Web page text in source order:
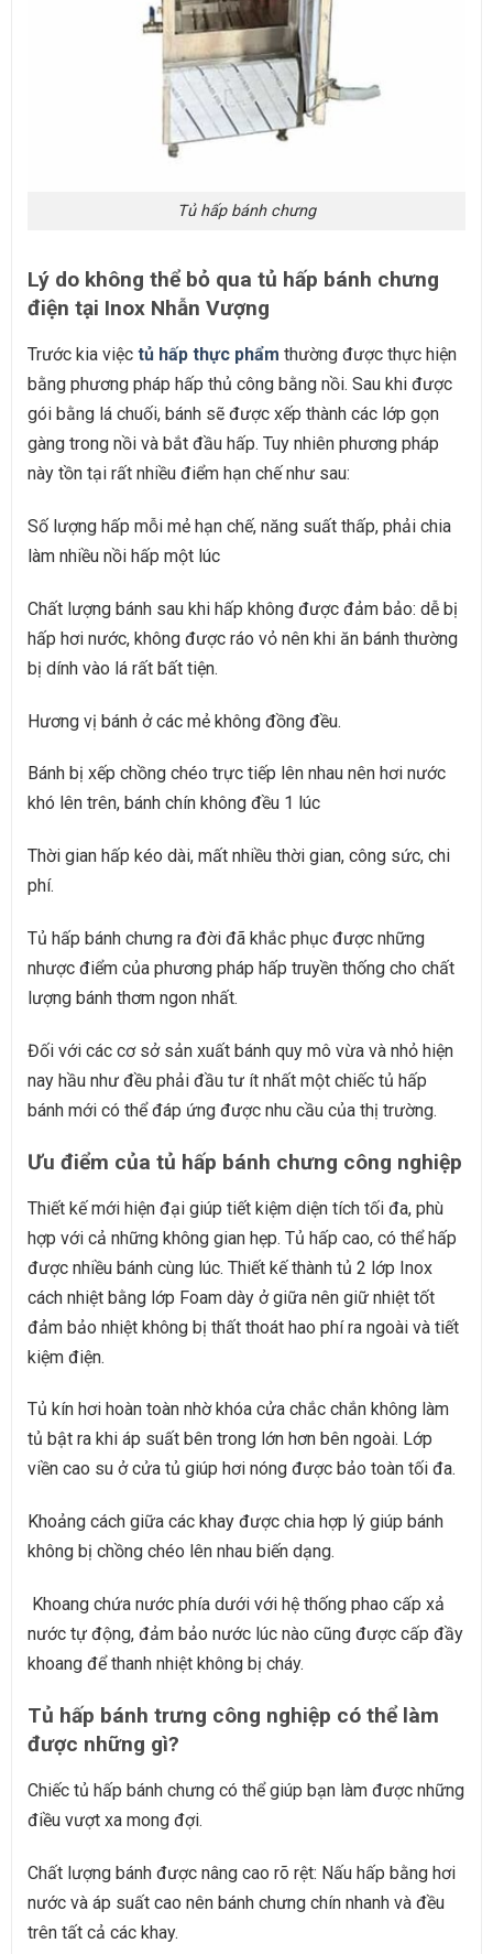
Tủ hấp bánh chưng
Lý do không thể bỏ qua tủ hấp bánh chưng
điện tại Inox Nhẫn Vượng
Trước kia việc tủ hấp thực phẩm thường được thực hiện
bằng phương pháp hấp thủ công bằng nồi. Sau khi được
gói bằng lá chuối, bánh sẽ được xếp thành các lớp gọn
gàng trong nồi và bắt đầu hấp. Tuy nhiên phương pháp
này tồn tại rất nhiều điểm hạn chế như sau:
Số lượng hấp mỗi mẻ hạn chế, năng suất thấp, phải chia
làm nhiều nồi hấp một lúc
Chất lượng bánh sau khi hấp không được đảm bảo: dễ bị
hấp hơi nước, không được ráo vỏ nên khi ăn bánh thường
bị dính vào lá rất bất tiện.
Hương vị bánh ở các mẻ không đồng đều.
Bánh bị xếp chồng chéo trực tiếp lên nhau nên hơi nước
khó lên trên, bánh chín không đều 1 lúc
Thời gian hấp kéo dài, mất nhiều thời gian, công sức, chi
phí.
Tủ hấp bánh chưng ra đời đã khắc phục được những
nhược điểm của phương pháp hấp truyền thống cho chất
lượng bánh thơm ngon nhất.
Đối với các cơ sở sản xuất bánh quy mô vừa và nhỏ hiện
nay hầu như đều phải đầu tư ít nhất một chiếc tủ hấp
bánh mới có thể đáp ứng được nhu cầu của thị trường.
Ưu điểm của tủ hấp bánh chưng công nghiệp
Thiết kế mới hiện đại giúp tiết kiệm diện tích tối đa, phù
hợp với cả những không gian hẹp. Tủ hấp cao, có thể hấp
được nhiều bánh cùng lúc. Thiết kế thành tủ 2 lớp Inox
cách nhiệt bằng lớp Foam dày ở giữa nên giữ nhiệt tốt
đảm bảo nhiệt không bị thất thoát hao phí ra ngoài và tiết
kiệm điện.
Tủ kín hơi hoàn toàn nhờ khóa cửa chắc chắn không làm
tủ bật ra khi áp suất bên trong lớn hơn bên ngoài. Lớp
viền cao su ở cửa tủ giúp hơi nóng được bảo toàn tối đa.
Khoảng cách giữa các khay được chia hợp lý giúp bánh
không bị chồng chéo lên nhau biến dạng.
Khoang chứa nước phía dưới với hệ thống phao cấp xả
nước tự động, đảm bảo nước lúc nào cũng được cấp đầy
khoang để thanh nhiệt không bị cháy.
Tủ hấp bánh trưng công nghiệp có thể làm
được những gì?
Chiếc tủ hấp bánh chưng có thể giúp bạn làm được những
điều vượt xa mong đợi.
Chất lượng bánh được nâng cao rõ rệt: Nấu hấp bằng hơi
nước và áp suất cao nên bánh chưng chín nhanh và đều
trên tất cả các khay.